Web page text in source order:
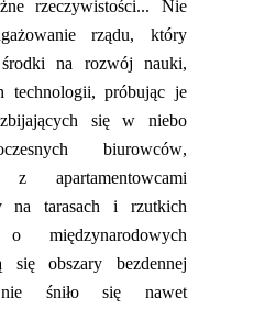
rzeczywistości...
Nie
rządu, który
środki na rozwój nauki,
technologii, próbując je
się w niebo
biurowców,
apartamentowcami
na tarasach i rzutkich
międzynarodowych
się obszary bezdennej
nie śniłosię nawet